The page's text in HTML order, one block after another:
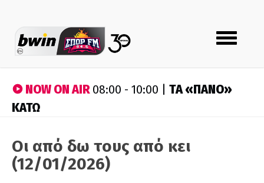
Toggle
navigation
NOW ON AIR08:00 - 10:00 | ΤA «ΠΑΝΟ»
ΚΑΤΩ
Οι από δω τους από κει
(12/01/2026)